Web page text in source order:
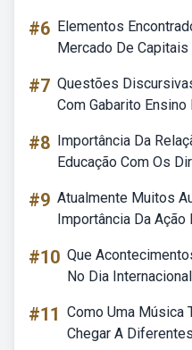
#6 Elementos
Mercado De
#7 Questões
Com Gabarito
#8 Importância Da
Educação Com Os
#9 Atualmente Muitos
Importância Da Ação
#10 Que
No Dia
#11 Como Uma Música
Chegar A